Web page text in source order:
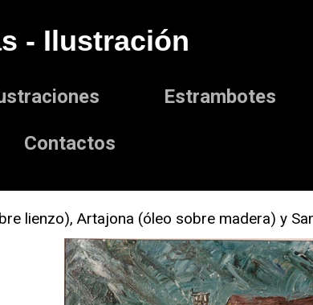
- Ilustración
Estrambotes
Contactos
lienzo), Artajona (óleo sobre madera) y